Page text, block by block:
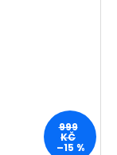
999
KČ
–15 %